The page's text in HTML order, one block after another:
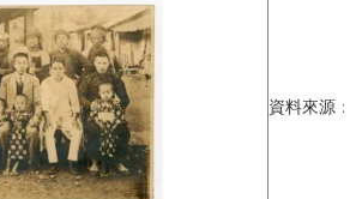
資料來源